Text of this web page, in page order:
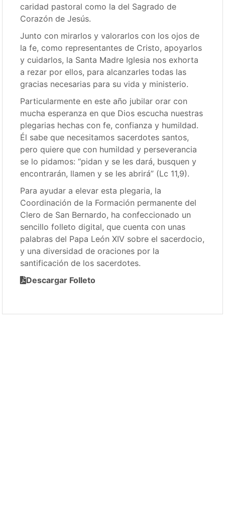
caridad pastoral como la del Sagrado de
Corazón de Jesús.
Junto con mirarlos y valorarlos con los ojos de
la fe, como representantes de Cristo, apoyarlos
y cuidarlos, la Santa Madre Iglesia nos exhorta
a rezar por ellos, para alcanzarles todas las
gracias necesarias para su vida y ministerio.
Particularmente en este año jubilar orar con
mucha esperanza en que Dios escucha nuestras
plegarias hechas con fe, confianza y humildad.
Él sabe que necesitamos sacerdotes santos,
pero quiere que con humildad y perseverancia
se lo pidamos: “pidan y se les dará, busquen y
encontrarán, llamen y se les abrirá” (Lc 11,9).
Para ayudar a elevar esta plegaria, la
Coordinación de la Formación permanente del
Clero de San Bernardo, ha confeccionado un
sencillo folleto digital, que cuenta con unas
palabras del Papa León XIV sobre el sacerdocio,
y una diversidad de oraciones por la
santificación de los sacerdotes.
Descargar Folleto